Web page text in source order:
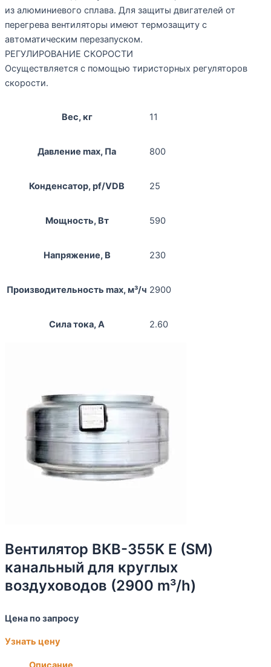
из алюминиевого сплава. Для защиты двигателей от
перегрева вентиляторы имеют термозащиту с
автоматическим перезапуском.
РЕГУЛИРОВАНИЕ СКОРОСТИ
Осуществляется с помощью тиристорных регуляторов
скорости.
Вес, кг 11
Давление max, Па 800
Конденсатор, pf/VDB 25
Мощность, Вт 590
Напряжение, В 230
Производительность max, м³/ч 2900
Сила тока, А 2.60
Вентилятор ВКВ-355K Е (SM)
канальный для круглых
воздуховодов (2900 m³/h)
Цена по запросу
Узнать цену